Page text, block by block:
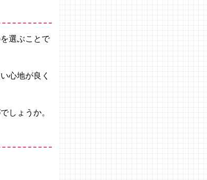
選ぶことで
心地が良く
しょうか。